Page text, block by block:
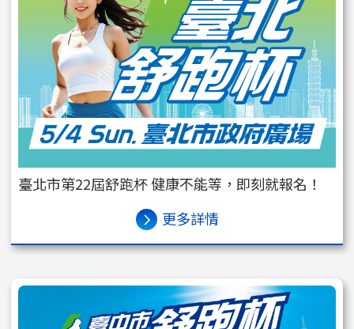
臺北市第22屆舒跑杯 健康不能等，即刻就報名！
更多詳情